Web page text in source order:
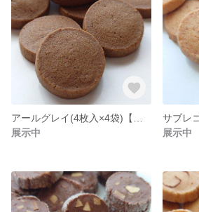
展示中
展示中